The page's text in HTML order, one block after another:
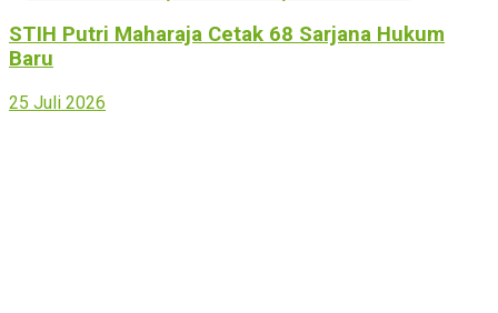
STIH Putri Maharaja Cetak 68 Sarjana Hukum
Baru
25 Juli 2026